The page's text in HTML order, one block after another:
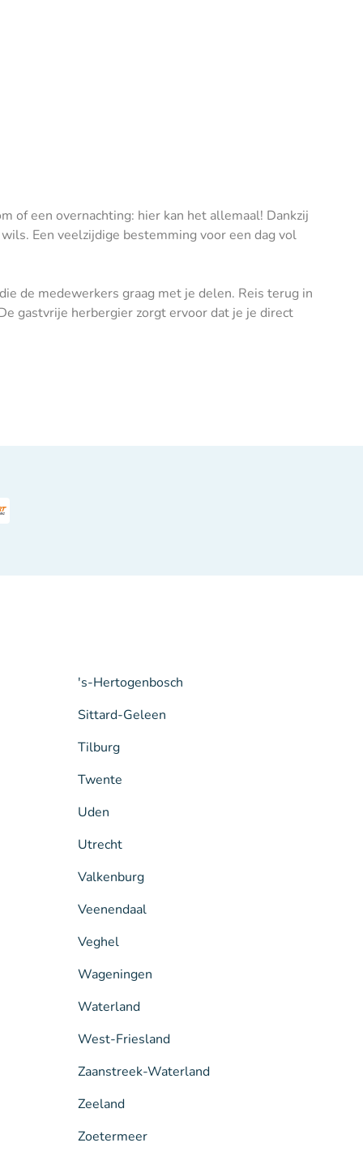
of een overnachting: hier kan het allemaal! Dankzij
Een veelzijdige bestemming voor een dag vol
de medewerkers graag met je delen. Reis terug in
gastvrije herbergier zorgt ervoor dat je je direct
's-Hertogenbosch
Sittard-Geleen
Tilburg
Twente
Uden
Utrecht
Valkenburg
Veenendaal
Veghel
Wageningen
Waterland
West-Friesland
Zaanstreek-Waterland
Zeeland
Zoetermeer